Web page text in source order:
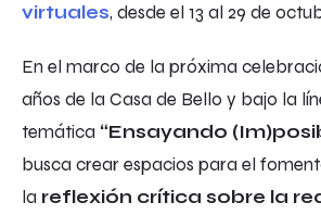
virtuales, desde el 13 al 29 de
En el marco de la próxima
años de la Casa de Bello y bajo la
temática “Ensayando
busca crear espacios para el
la reflexión crítica sobre la